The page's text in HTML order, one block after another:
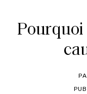
Pourquoi